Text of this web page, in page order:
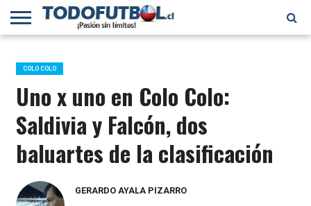
PRIMERA
B
SELECCIÓN
CHILENA
CHILENOS
EN EL
MUNDO
FÚTBOL
INTERNACIONAL
COLO COLO
Uno x uno en Colo Colo:
Saldivia y Falcón, dos
baluartes de la clasificación
GERARDO AYALA PIZARRO